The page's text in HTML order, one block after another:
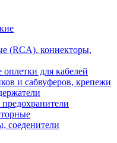
(RCA), коннекторы,
для кабелей
и сабвуферов, крепежи
соеденители